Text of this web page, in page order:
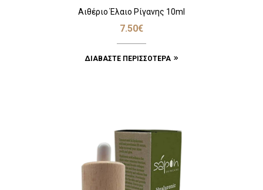
Αιθέριο Έλαιο Ρίγανης 10ml
7.50€
ΔΙΑΒΆΣΤΕ ΠΕΡΙΣΣΌΤΕΡΑ